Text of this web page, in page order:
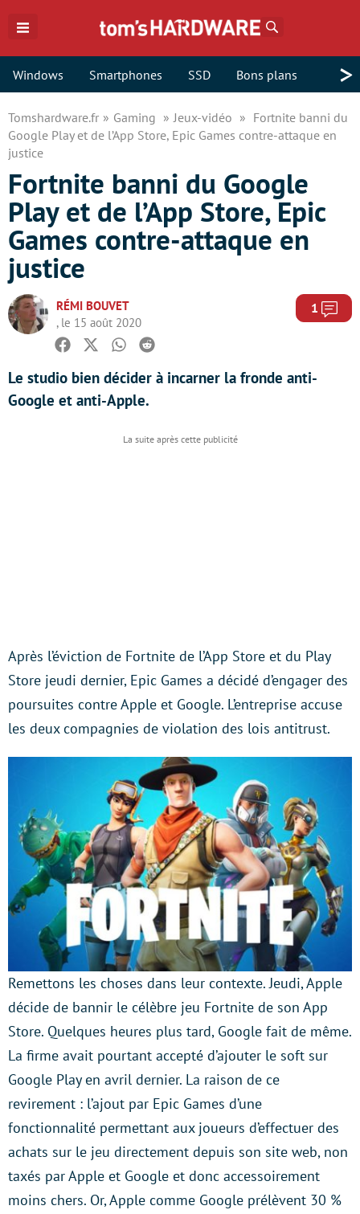
Windows Smartphones SSD Bons plans >
Tomshardware.fr Gaming Jeux-vidéo
Fortnite banni du
Google Play et de l’App Store, Epic Games contre-attaque en
justice
Fortnite banni du Google
Play et de l’App Store, Epic
Games contre-attaque en
justice
RÉMI BOUVET
, le 15 août 2020
1
Facebook
TwitterWhatsapp
Reddit
Le studio bien décider à incarner la fronde anti-
Google et anti-Apple.
Après l’éviction de Fortnite de l’App Store et du Play
Store jeudi dernier, Epic Games a décidé d’engager des
poursuites contre Apple et Google. L’entreprise accuse
les deux compagnies de violation des lois antitrust.
Remettons les choses dans leur contexte. Jeudi, Apple
décide de bannir le célèbre jeu Fortnite de son App
Store. Quelques heures plus tard, Google fait de même.
La firme avait pourtant accepté d’ajouter le soft sur
Google Play en avril dernier. La raison de ce
revirement : l’ajout par Epic Games d’une
fonctionnalité permettant aux joueurs d’effectuer des
achats sur le jeu directement depuis son site web, non
taxés par Apple et Google et donc accessoirement
moins chers. Or, Apple comme Google prélèvent 30 %